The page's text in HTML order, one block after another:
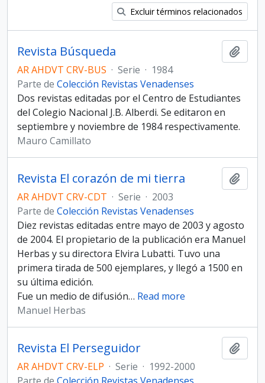
Excluir términos relacionados
Revista Búsqueda
AR AHDVT CRV-BUS · Serie · 1984
Parte de Colección Revistas Venadenses
Dos revistas editadas por el Centro de Estudiantes
del Colegio Nacional J.B. Alberdi. Se editaron en
septiembre y noviembre de 1984 respectivamente.
Mauro Camillato
Revista El corazón de mi tierra
AR AHDVT CRV-CDT · Serie · 2003
Parte de Colección Revistas Venadenses
Diez revistas editadas entre mayo de 2003 y agosto
de 2004. El propietario de la publicación era Manuel
Herbas y su directora Elvira Lubatti. Tuvo una
primera tirada de 500 ejemplares, y llegó a 1500 en
su última edición.
Fue un medio de difusión… Read more
Manuel Herbas
Revista El Perseguidor
AR AHDVT CRV-ELP · Serie · 1992-2000